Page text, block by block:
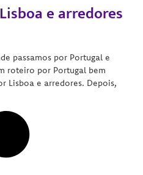
e arredores
passamos por Portugal e
roteiro por Portugal bem
Lisboa e arredores. Depois,